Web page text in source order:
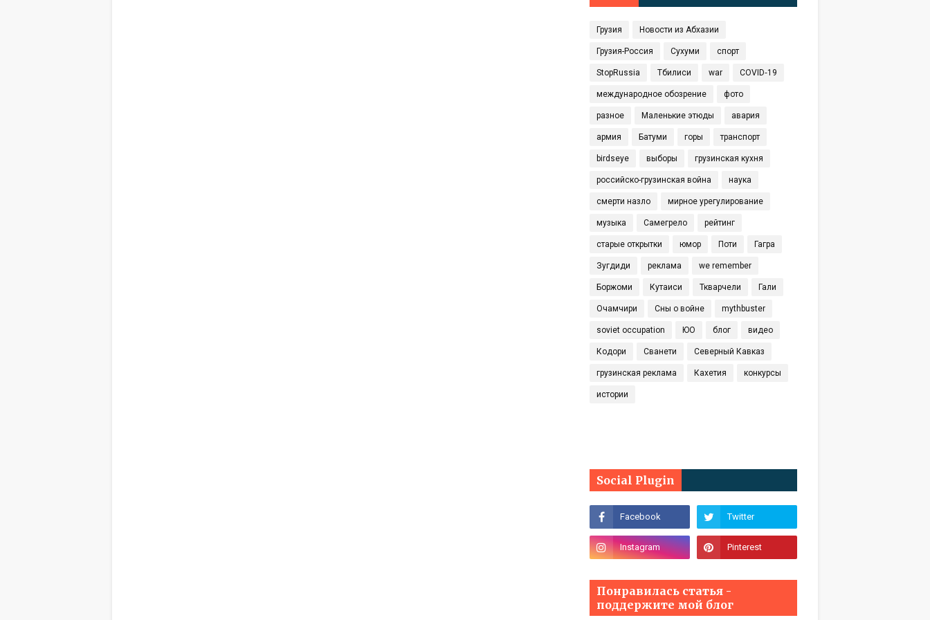
Грузия Новости из Абхазии
Грузия-Россия Сухуми спорт
StopRussia Тбилиси war COVID‑19
международное обозрение фото
разное Маленькие этюды авария
армия Батуми горы транспорт
birdseye выборы грузинская кухня
российско-грузинская война наука
смерти назло мирное урегулирование
музыка Самегрело рейтинг
старые открытки юмор Поти Гагра
Зугдиди реклама we remember
Боржоми Кутаиси Ткварчели Гали
Очамчири Сны о войне mythbuster
soviet occupation ЮО блог видео
Кодори Сванети Северный Кавказ
грузинская реклама Кахетия конкурсы
истории
Social Plugin
Понравилась статья -
поддержите мой блог